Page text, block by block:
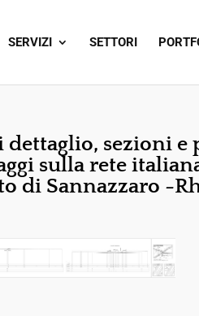
SERVIZI SETTORI
sezioni e
sulla rete
di Sannazzaro -